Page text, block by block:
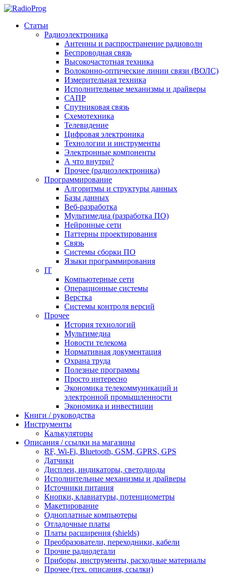
Статьи
Радиоэлектроника
Антенны и распространение радиоволн
Беспроводная связь
Высокочастотная техника
Волоконно-оптические линии связи (ВОЛС)
Измерительная техника
Исполнительные механизмы и драйверы
САПР
Спутниковая связь
Схемотехника
Телевидение
Цифровая электроника
Технологии и инструменты
Электронные компоненты
А что внутри?
Прочее (радиоэлектроника)
Программирование
Алгоритмы и структуры данных
Базы данных
Веб-разработка
Мультимедиа (разработка ПО)
Нейронные сети
Паттерны проектирования
Связь
Системы сборки ПО
Языки программирования
IT
Компьютерные сети
Операционные системы
Верстка
Системы контроля версий
Прочее
История технологий
Мультимедиа
Новости телекома
Нормативная документация
Охрана труда
Полезные программы
Просто интересно
Экономика телекоммуникаций и
электронной промышленности
Экономика и инвестиции
Книги / руководства
Инструменты
Калькуляторы
Описания / ссылки на магазины
RF, Wi-Fi, Bluetooth, GSM, GPRS, GPS
Датчики
Дисплеи, индикаторы, светодиоды
Исполнительные механизмы и драйверы
Источники питания
Кнопки, клавиатуры, потенциометры
Макетирование
Одноплатные компьютеры
Отладочные платы
Платы расширения (shields)
Преобразователи, переходники, кабели
Прочие радиодетали
Приборы, инструменты, расходные материалы
Прочее (тех. описания, ссылки)